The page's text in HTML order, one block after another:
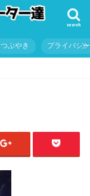
search
つぶやき プライバシ